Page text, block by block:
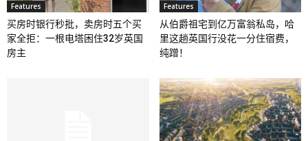
Features
买房时银行秒批，卖房时五个买
家全拒：一根电塔困住32岁英国
房主
Features
从伯爵祖宅到亿万富翁私岛，哈
里这趟英国行没花一分住宿费，
纯蹭！